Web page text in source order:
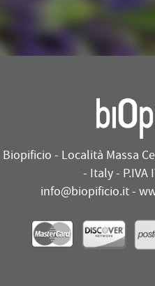
Biopificio - Località Massa
- Italy - P.IVA
info@biopificio.it-